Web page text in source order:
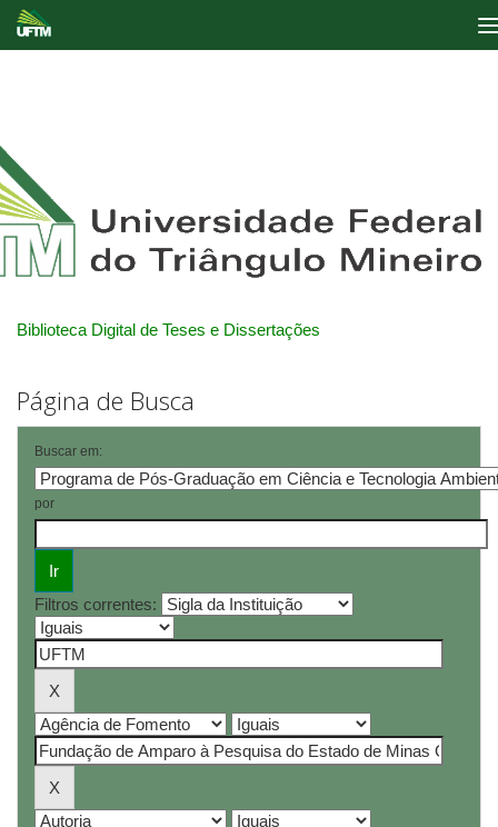
Biblioteca Digital de Teses e Dissertações
Página de Busca
Buscar em:
por
Filtros correntes: